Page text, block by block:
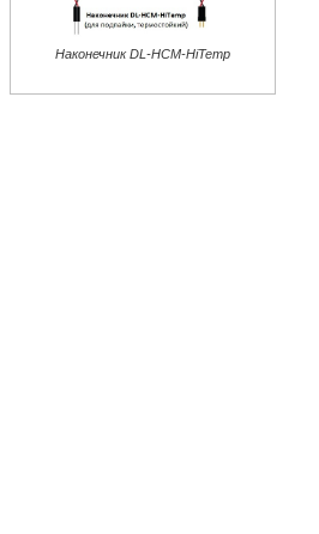
Наконечник DL-HCM-HiTemp